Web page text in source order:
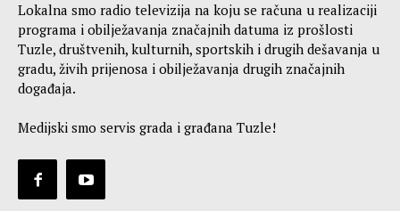
Lokalna smo radio televizija na koju se računa u realizaciji
programa i obilježavanja značajnih datuma iz prošlosti
Tuzle, društvenih, kulturnih, sportskih i drugih dešavanja u
gradu, živih prijenosa i obilježavanja drugih značajnih
događaja.
Medijski smo servis grada i građana Tuzle!